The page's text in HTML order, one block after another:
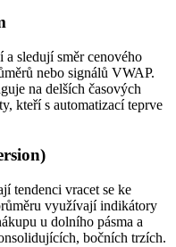
sledují směr cenového
nebo signálů VWAP.
na delších časových
kteří s automatizací teprve
tendenci vracet se ke
využívají indikátory
u dolního pásma a
bočních trzích.